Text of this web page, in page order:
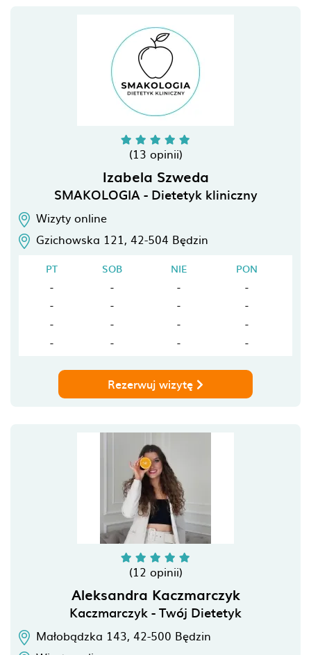
(13 opinii)
Izabela Szweda
SMAKOLOGIA - Dietetyk kliniczny
Wizyty online
Gzichowska 121, 42-504 Będzin
PT SOB NIE
PON
-
- -
-
-
- -
-
-
- -
-
-
- - -
Rezerwuj wizytę
(12 opinii)
Aleksandra Kaczmarczyk
Kaczmarczyk - Twój Dietetyk
Małobądzka 143, 42-500 Będzin